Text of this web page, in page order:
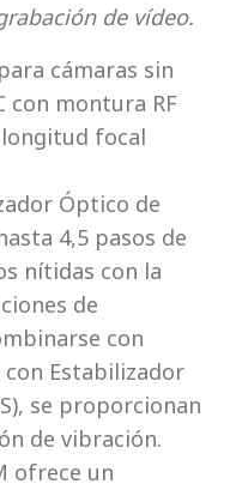
de vídeo.
cámaras sin
con montura RF
focal
Óptico de
4,5 pasos de
nítidas con la
de
con
con Estabilizador
se proporcionan
de vibración.
ofrece un